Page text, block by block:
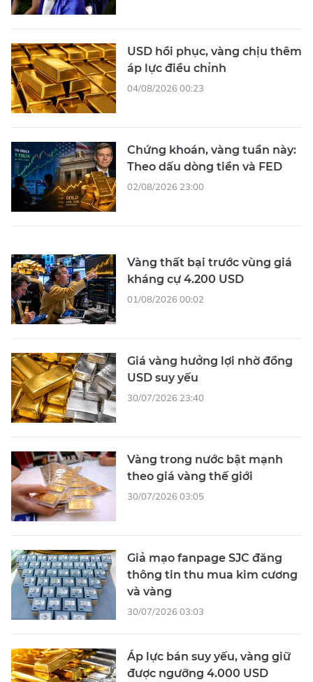
USD hồi phục, vàng chịu thêm
áp lực điều chỉnh
04/08/2026 00:23
Chứng khoán, vàng tuần này:
Theo dấu dòng tiền và FED
02/08/2026 23:00
Vàng thất bại trước vùng giá
kháng cự 4.200 USD
01/08/2026 00:02
Giá vàng hưởng lợi nhờ đồng
USD suy yếu
30/07/2026 23:40
Vàng trong nước bật mạnh
theo giá vàng thế giới
30/07/2026 03:05
Giả mạo fanpage SJC đăng
thông tin thu mua kim cương
và vàng
30/07/2026 03:03
Áp lực bán suy yếu, vàng giữ
được ngưỡng 4.000 USD